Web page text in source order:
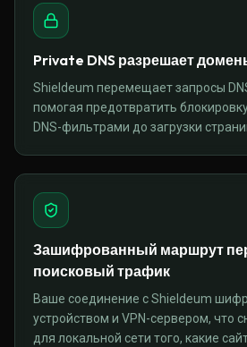
Private DNS разрешает
Shieldeum перемещает запросы
помогая предотвратить
DNS-фильтрами до загрузки
Зашифрованный маршрут
поисковый трафик
Ваше соединение с Shieldeum
устройством и VPN-сервером, что
для локальной сети того, какие